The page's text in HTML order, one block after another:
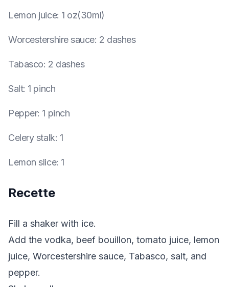
Lemon juice: 1 oz(30ml)
Worcestershire sauce: 2 dashes
Tabasco: 2 dashes
Salt: 1 pinch
Pepper: 1 pinch
Celery stalk: 1
Lemon slice: 1
Recette
Fill a shaker with ice.
Add the vodka, beef bouillon, tomato juice, lemon
juice, Worcestershire sauce, Tabasco, salt, and
pepper.